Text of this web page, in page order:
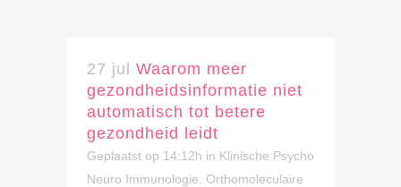
27 jul Waarom meer
gezondheidsinformatie niet
automatisch tot betere
gezondheid leidt
Geplaatst op 14:12h in Klinische Psycho
Neuro Immunologie
Orthomoleculaire